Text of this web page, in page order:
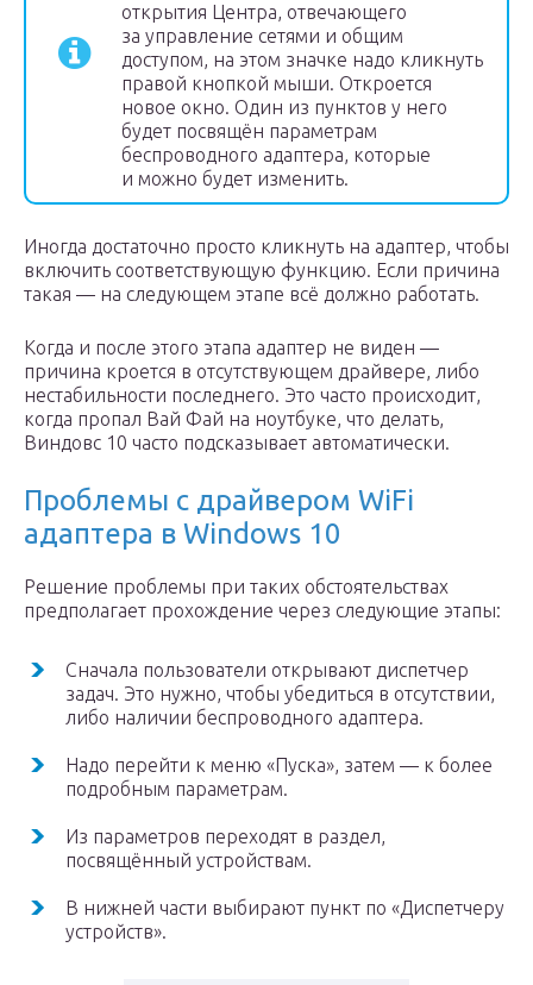
открытия Центра, отвечающего
за управление сетями и общим
доступом, на этом значке надо кликнуть
правой кнопкой мыши. Откроется
новое окно. Один из пунктов у него
будет посвящён параметрам
беспроводного адаптера, которые
и можно будет изменить.
Иногда достаточно просто кликнуть на адаптер, чтобы
включить соответствующую функцию. Если причина
такая — на следующем этапе всё должно работать.
Когда и после этого этапа адаптер не виден —
причина кроется в отсутствующем драйвере, либо
нестабильности последнего. Это часто происходит,
когда пропал Вай Фай на ноутбуке, что делать,
Виндовс 10 часто подсказывает автоматически.
Проблемы с драйвером WiFi
адаптера в Windows 10
Решение проблемы при таких обстоятельствах
предполагает прохождение через следующие этапы:
Сначала пользователи открывают диспетчер
задач. Это нужно, чтобы убедиться в отсутствии,
либо наличии беспроводного адаптера.
Надо перейти к меню «Пуска», затем — к более
подробным параметрам.
Из параметров переходят в раздел,
посвящённый устройствам.
В нижней части выбирают пункт по «Диспетчеру
устройств».